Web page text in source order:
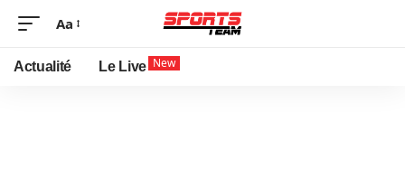
Aa
Actualité Le Live New